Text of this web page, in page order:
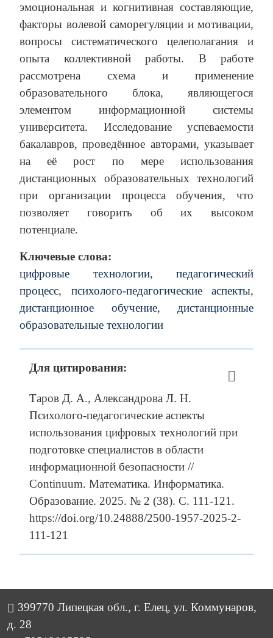
эмоциональная и когнитивная составляющие,
факторы волевой саморегуляции и мотивации,
вопросы систематического целеполагания и
опыта коллективной работы. В работе
рассмотрена схема и применение
образовательного блока, являющегося
элементом информационной системы
университета. Исследование успеваемости
бакалавров, проведённое авторами, указывает
на её рост по мере использования
дистанционных образовательных технологий
при организации процесса обучения, что
позволяет говорить об их высоком
потенциале.
Ключевые слова:
цифровые технологии, педагогический
процесс, психолого-педагогические аспекты,
дистанционное обучение, дистанционные
образовательные технологии
Для цитирования:
Таров Д. А., Александрова Л. Н.
Психолого-педагогические аспекты
использования цифровых технологий при
подготовке специалистов в области
информационной безопасности //
Cоntinuum. Математика. Информатика.
Образование. 2025. № 2 (38). C. 111-121.
https://doi.org/10.24888/2500-1957-2025-2-
111-121
399770 Липецкая обл., г. Елец, ул. Коммунаров,
д. 28